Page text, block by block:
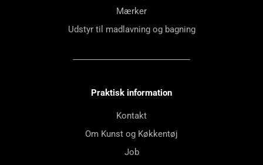
Mærker
Udstyr til madlavning og bagning
Praktisk information
Kontakt
Om Kunst og Køkkentøj
Job